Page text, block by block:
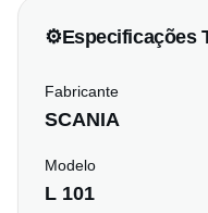
⚙️Especificações
Fabricante
SCANIA
Modelo
L 101